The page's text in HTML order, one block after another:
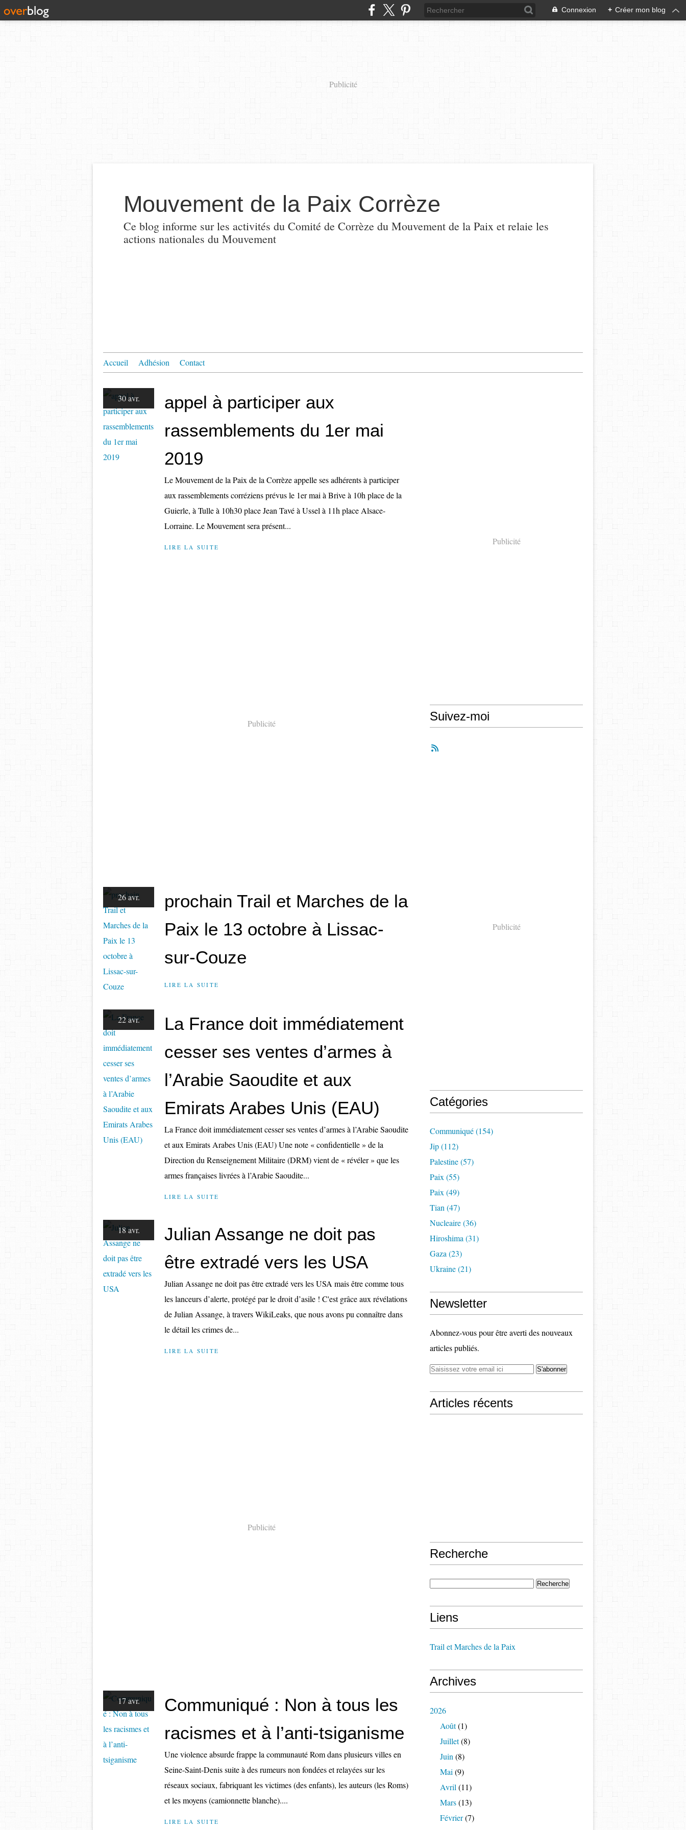
Connexion + Créer mon blog
Publicité
Mouvement de la Paix Corrèze
Ce blog informe sur les activités du Comité de Corrèze du Mouvement de la Paix et relaie les
actions nationales du Mouvement
Accueil Adhésion Contact
30 avr.
appel à participer aux
rassemblements du 1er mai
2019
Le Mouvement de la Paix de la Corrèze appelle ses adhérents à participer
aux rassemblements corréziens prévus le 1er mai à Brive à 10h place de la
Guierle, à Tulle à 10h30 place Jean Tavé à Ussel à 11h place Alsace-
Lorraine. Le Mouvement sera présent...
LIRE LA SUITE
Publicité
26 avr.
prochain Trail et Marches de la
Paix le 13 octobre à Lissac-
sur-Couze
LIRE LA SUITE
22 avr.
La France doit immédiatement
cesser ses ventes d’armes à
l’Arabie Saoudite et aux
Emirats Arabes Unis (EAU)
La France doit immédiatement cesser ses ventes d’armes à l’Arabie Saoudite
et aux Emirats Arabes Unis (EAU) Une note « confidentielle » de la
Direction du Renseignement Militaire (DRM) vient de « révéler » que les
armes françaises livrées à l’Arabie Saoudite...
LIRE LA SUITE
18 avr.
Julian Assange ne doit pas
être extradé vers les USA
Julian Assange ne doit pas être extradé vers les USA mais être comme tous
les lanceurs d’alerte, protégé par le droit d’asile ! C'est grâce aux révélations
de Julian Assange, à travers WikiLeaks, que nous avons pu connaître dans
le détail les crimes de...
LIRE LA SUITE
Publicité
17 avr.
Communiqué : Non à tous les
racismes et à l’anti-tsiganisme
Une violence absurde frappe la communauté Rom dans plusieurs villes en
Seine-Saint-Denis suite à des rumeurs non fondées et relayées sur les
réseaux sociaux, fabriquant les victimes (des enfants), les auteurs (les Roms)
et les moyens (camionnette blanche)....
LIRE LA SUITE
Publicité
Suivez-moi
Publicité
Catégories
Communiqué(154)
Jip(112)
Palestine(57)
Paix (55)
Paix (49)
Tian (47)
Nucleaire(36)
Hiroshima (31)
Gaza (23)
Ukraine(21)
Newsletter
Abonnez-vous pour être averti des nouveaux
articles publiés.
Articles récents
Recherche
Liens
Trail et Marches de la Paix
Archives
2026
Août(1)
Juillet(8)
Juin (8)
Mai (9)
Avril (11)
Mars(13)
Février(7)